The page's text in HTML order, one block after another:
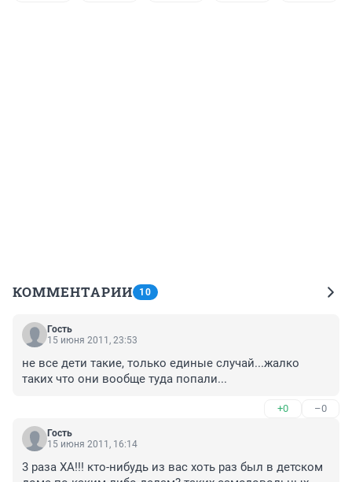
КОММЕНТАРИИ 10
Гость
15 июня 2011, 23:53
не все дети такие, только единые случай...жалко
таких что они вообще туда попали...
+0 –0
Гость
15 июня 2011, 16:14
3 раза ХА!!! кто-нибудь из вас хоть раз был в детском